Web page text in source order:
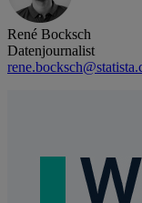
René Bocksch
Datenjournalist